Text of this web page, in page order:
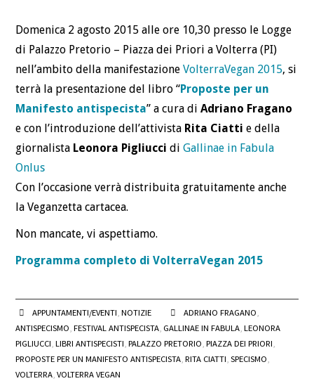
Domenica 2 agosto 2015 alle ore 10,30 presso le Logge
di Palazzo Pretorio – Piazza dei Priori a Volterra (PI)
nell’ambito della manifestazioneVolterraVegan 2015, si
terrà la presentazione del libro “Proposte per un
Manifesto antispecista” a cura diAdriano Fragano
e con l’introduzione dell’attivista Rita Ciatti e della
giornalista Leonora Pigliucci diGallinae in Fabula
Onlus
Con l’occasione verrà distribuita gratuitamente anche
la Veganzetta cartacea.
Non mancate, vi aspettiamo.
Programma completo di VolterraVegan 2015
APPUNTAMENTI/EVENTI NOTIZIE ADRIANO FRAGANO
ANTISPECISMO ,FESTIVAL ANTISPECISTA GALLINAE IN FABULA ,LEONORA
PIGLIUCCI ,LIBRI ANTISPECISTI ,PALAZZO PRETORIO ,PIAZZA DEI PRIORI
PROPOSTE PER UN MANIFESTO ANTISPECISTA ,RITA CIATTI ,SPECISMO
VOLTERRA ,VOLTERRA VEGAN